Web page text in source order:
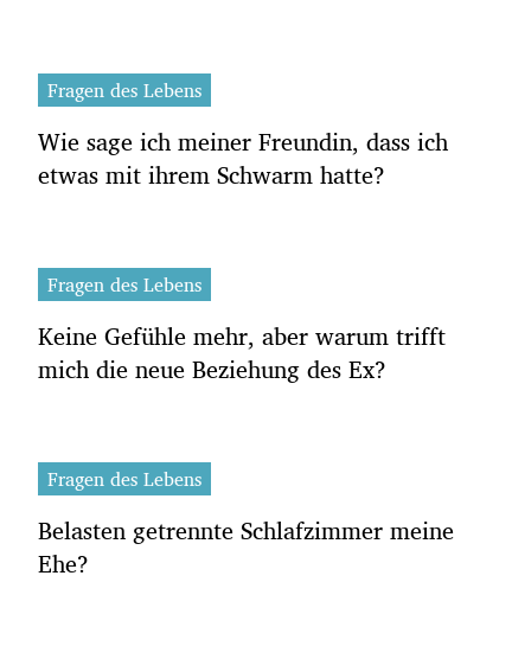
Fragen des Lebens
Wie sage ich meiner Freundin, dass ich
etwas mit ihrem Schwarm hatte?
Fragen des Lebens
Keine Gefühle mehr, aber warum trifft
mich die neue Beziehung des Ex?
Fragen des Lebens
Belasten getrennte Schlafzimmer meine
Ehe?